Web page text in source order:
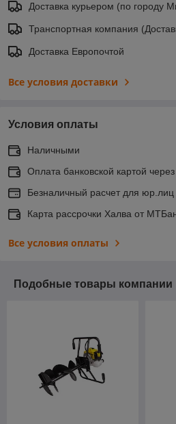
Доставка курьером (по городу
Транспортная компания
Доставка Европочтой
Все условия доставки
Условия оплаты
Наличными
Оплата банковской картой
Безналичный расчет для юр.лиц
Карта рассрочки Халва от
Все условия оплаты
Подобные товары компании